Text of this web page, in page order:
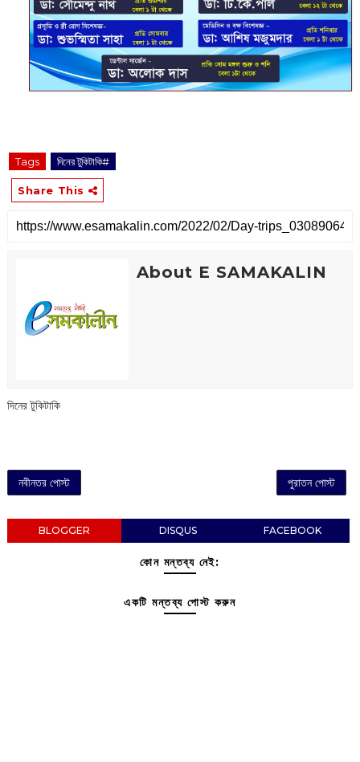
Tags দিনের টুকিটাকি#
Share This
About E SAMAKALIN
দিনের টুকিটাকি
নবীনতর পোস্ট পুরাতন পোস্ট
BLOGGER DISQUS FACEBOOK
কোন মন্তব্য নেই:
একটি মন্তব্য পোস্ট করুন